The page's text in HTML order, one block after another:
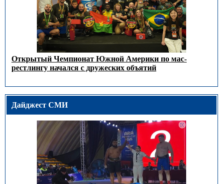
Открытый Чемпионат Южной Америки по мас-
рестлингу начался с дружеских объятий
Дайджест СМИ